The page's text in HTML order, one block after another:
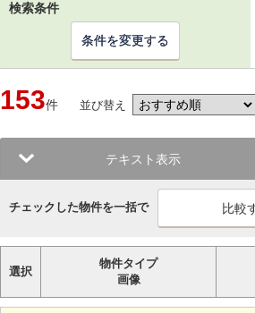
検索条件
条件を変更する
153件 並び替え
テキスト表示
チェックした物件を一括で
選択
物件タイプ
画像